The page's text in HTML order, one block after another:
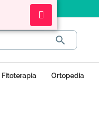

Fitoterapia Ortopedia